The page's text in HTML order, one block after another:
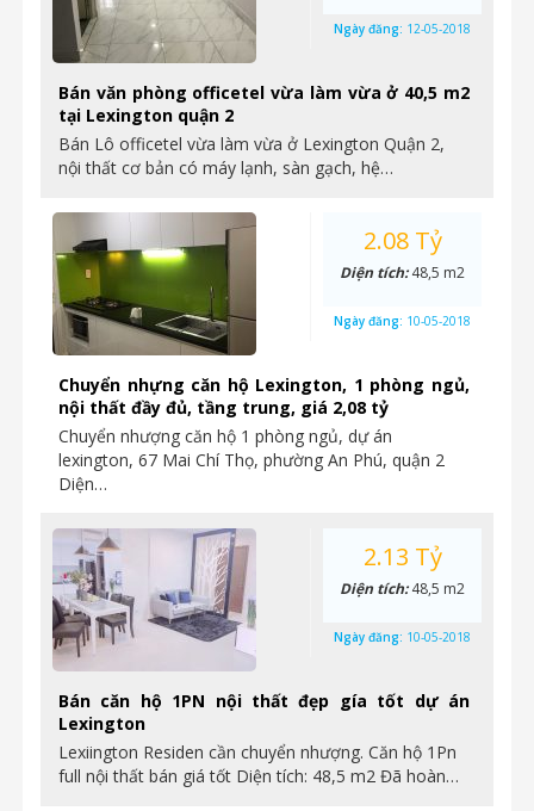
Bán văn phòng officetel vừa làm vừa ở 40,5 m2
tại Lexington quận 2
Bán Lô officetel vừa làm vừa ở Lexington Quận 2,
nội thất cơ bản có máy lạnh, sàn gạch, hệ…
Ngày đăng: 12-05-2018
Chuyển nhựng căn hộ Lexington, 1 phòng ngủ,
nội thất đầy đủ, tầng trung, giá 2,08 tỷ
Chuyển nhượng căn hộ 1 phòng ngủ, dự án
lexington, 67 Mai Chí Thọ, phường An Phú, quận 2
Diện…
2.08 Tỷ
Diện tích:48,5 m2
Ngày đăng: 10-05-2018
Bán căn hộ 1PN nội thất đẹp gía tốt dự án
Lexington
Lexiington Residen cần chuyển nhượng. Căn hộ 1Pn
full nội thất bán giá tốt Diện tích: 48,5 m2 Đã hoàn…
2.13 Tỷ
Diện tích:48,5 m2
Ngày đăng: 10-05-2018